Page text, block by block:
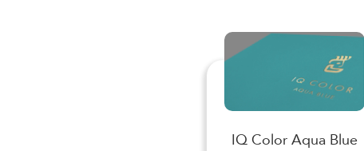
IQ Color Aqua Blue